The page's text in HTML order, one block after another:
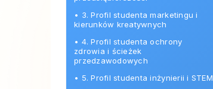
• 3. Profil studenta marketingu i
kierunków kreatywnych
• 4. Profil studenta ochrony
zdrowia i ścieżek
przedzawodowych
• 5. Profil studenta inżynierii i STEM